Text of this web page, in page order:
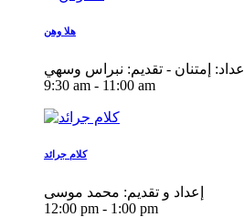
هلا وهن
إعداد: إمتنان - تقديم: نبراس وسهي
9:30 am - 11:00 am
كلام جرائد
إعداد و تقديم: محمد موسى
12:00 pm - 1:00 pm